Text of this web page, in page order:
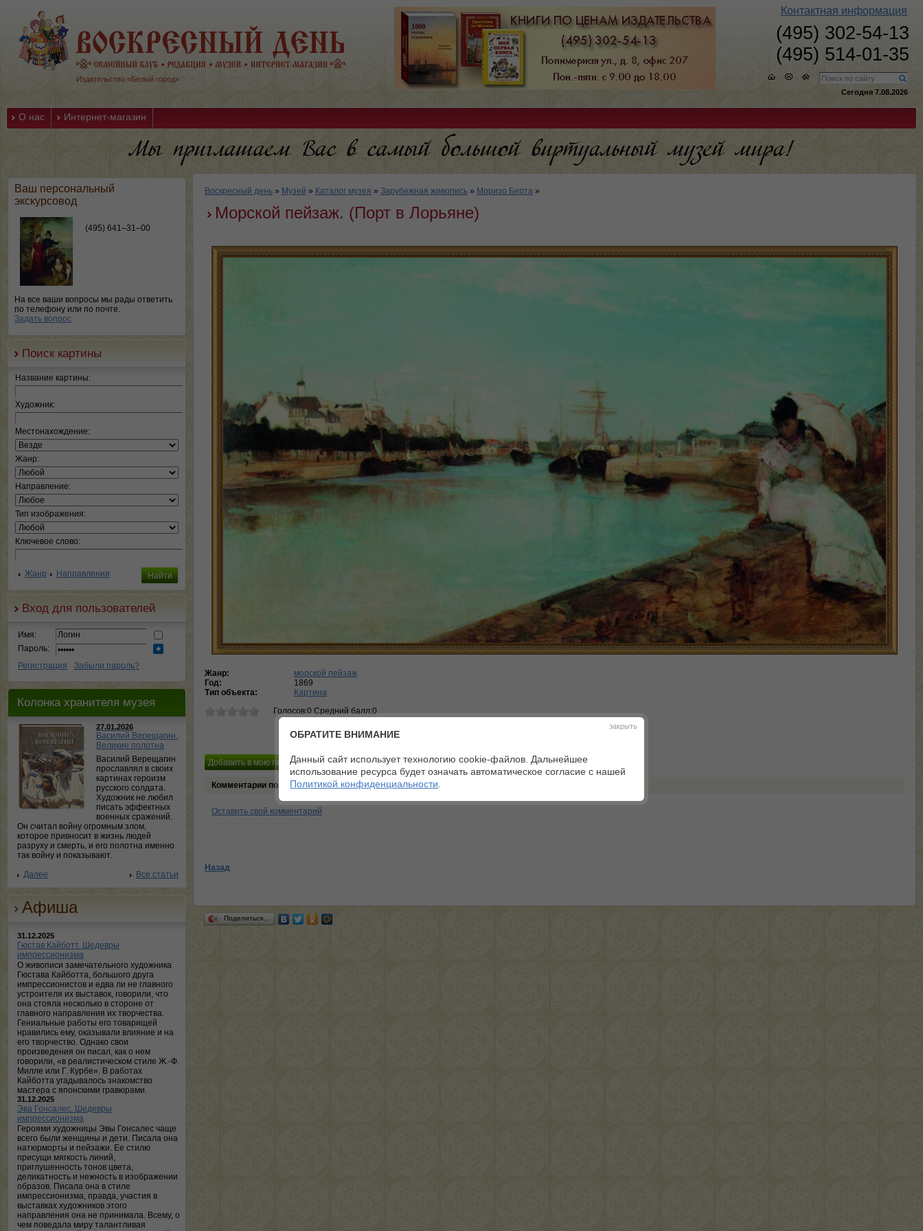
Издательство «Белый город»
Контактная информация
(495) 302-54-13
(495) 514-01-35
Сегодня 7.08.2026
О нас Интернет-магазин
Ваш персональный
экскурсовод
(495) 641–31–00
На все ваши вопросы мы рады ответить
по телефону или по почте.
Задать вопрос
Поиск картины
Название картины:
Художник:
Местонахождение:
Жанр:
Направление:
Тип изображения:
Ключевое слово:
Жанр Направления
Вход для пользователей
Имя:
Пароль:
Регистрация
Забыли пароль?
Колонка хранителя музея
27.01.2026
Василий Верещагин.
Великие полотна
Василий Верещагин
прославлял в своих
картинах героизм
русского солдата.
Художник не любил
писать эффектных
военных сражений.
Он считал войну огромным злом,
которое привносит в жизнь людей
разруху и смерть, и его полотна именно
так войну и показывают.
Далее
Все статьи
Афиша
31.12.2025
Гюстав Кайботт. Шедевры
импрессионизма
О живописи замечательного художника
Гюстава Кайботта, большого друга
импрессионистов и едва ли не главного
устроителя их выставок, говорили, что
она стояла несколько в стороне от
главного направления их творчества.
Гениальные работы его товарищей
нравились ему, оказывали влияние и на
его творчество. Однако свои
произведения он писал, как о нем
говорили, «в реалистическом стиле Ж.-Ф.
Милле или Г. Курбе». В работах
Кайботта угадывалось знакомство
мастера с японскими гравюрами.
31.12.2025
Эва Гонсалес. Шедевры
импрессионизма
Героями художницы Эвы Гонсалес чаще
всего были женщины и дети. Писала она
натюрморты и пейзажи. Ее стилю
присущи мягкость линий,
приглушенность тонов цвета,
деликатность и нежность в изображении
образов. Писала она в стиле
импрессионизма, правда, участия в
выставках художников этого
направления она не принимала. Всему, о
чем поведала миру талантливая
Воскресный день » Музей » Каталог музея » Зарубежная живопись » Моризо Берта »
Морской пейзаж. (Порт в Лорьяне)
Жанр:
морской пейзаж
Год:
1869
Тип объекта:
Картина
Голосов:0 Средний балл:0
Комментарии пользователей
Оставить свой комментарий
Назад
Поделиться…
закрыть
ОБРАТИТЕ ВНИМАНИЕ
Данный сайт использует технологию cookie-файлов. Дальнейшее
использование ресурса будет означать автоматическое согласие с нашей
Политикой конфиденциальности